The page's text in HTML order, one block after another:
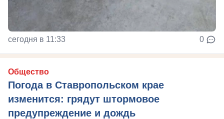
сегодня в 11:33 0
Общество
Погода в Ставропольском крае
изменится: грядут штормовое
предупреждение и дождь